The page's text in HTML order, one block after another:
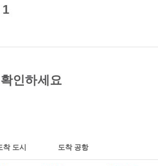
1
인하세요
착 도시 도착 공항